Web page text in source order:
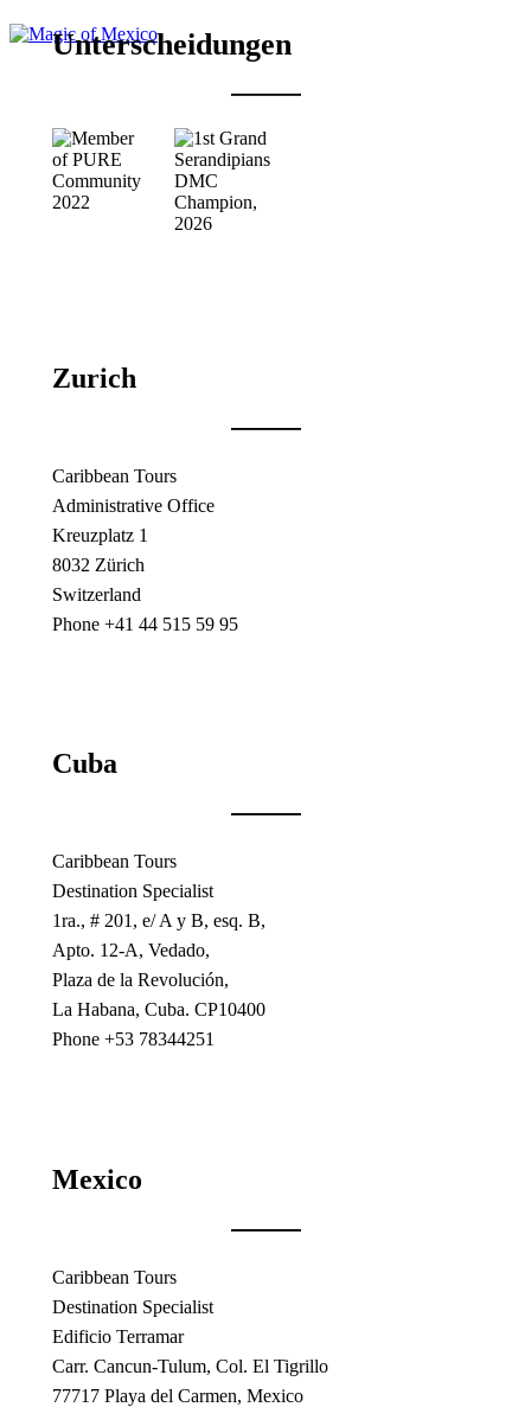
Unterscheidungen
Zurich
Caribbean Tours
Administrative Office
Kreuzplatz 1
8032 Zürich
Switzerland
Phone +41 44 515 59 95
Cuba
Caribbean Tours
Destination Specialist
1ra., # 201, e/ A y B, esq. B,
Apto. 12-A, Vedado,
Plaza de la Revolución,
La Habana, Cuba. CP10400
Phone +53 78344251
Mexico
Caribbean Tours
Destination Specialist
Edificio Terramar
Carr. Cancun-Tulum, Col. El Tigrillo
77717 Playa del Carmen, Mexico